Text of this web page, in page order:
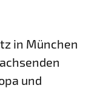
in München
und